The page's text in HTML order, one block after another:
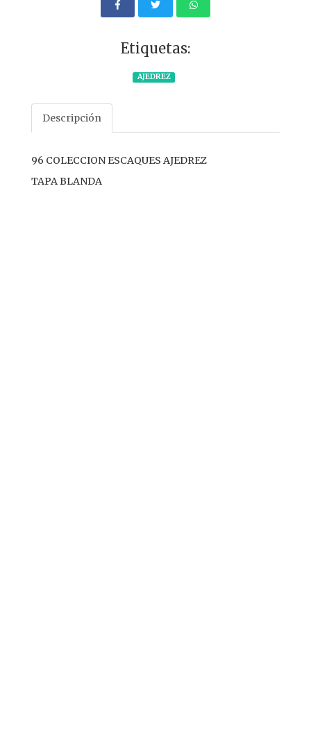
Etiquetas:
AJEDREZ
Descripción
96 COLECCION ESCAQUES AJEDREZ
TAPA BLANDA